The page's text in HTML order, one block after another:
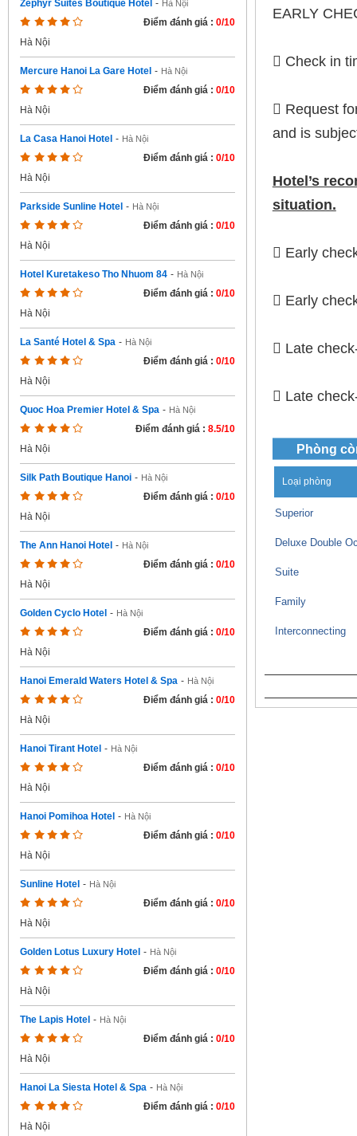
Zephyr Suites Boutique Hotel - Hà Nội
Điểm đánh giá : 0/10
Hà Nội
Mercure Hanoi La Gare Hotel - Hà Nội
Điểm đánh giá : 0/10
Hà Nội
La Casa Hanoi Hotel - Hà Nội
Điểm đánh giá : 0/10
Hà Nội
Parkside Sunline Hotel - Hà Nội
Điểm đánh giá : 0/10
Hà Nội
Hotel Kuretakeso Tho Nhuom 84 - Hà Nội
Điểm đánh giá : 0/10
Hà Nội
La Santé Hotel & Spa - Hà Nội
Điểm đánh giá : 0/10
Hà Nội
Quoc Hoa Premier Hotel & Spa - Hà Nội
Điểm đánh giá : 8.5/10
Hà Nội
Silk Path Boutique Hanoi - Hà Nội
Điểm đánh giá : 0/10
Hà Nội
The Ann Hanoi Hotel - Hà Nội
Điểm đánh giá : 0/10
Hà Nội
Golden Cyclo Hotel - Hà Nội
Điểm đánh giá : 0/10
Hà Nội
Hanoi Emerald Waters Hotel & Spa - Hà Nội
Điểm đánh giá : 0/10
Hà Nội
Hanoi Tirant Hotel - Hà Nội
Điểm đánh giá : 0/10
Hà Nội
Hanoi Pomihoa Hotel - Hà Nội
Điểm đánh giá : 0/10
Hà Nội
Sunline Hotel - Hà Nội
Điểm đánh giá : 0/10
Hà Nội
Golden Lotus Luxury Hotel - Hà Nội
Điểm đánh giá : 0/10
Hà Nội
The Lapis Hotel - Hà Nội
Điểm đánh giá : 0/10
Hà Nội
Hanoi La Siesta Hotel & Spa - Hà Nội
Điểm đánh giá : 0/10
Hà Nội
EARLY
 Check in
 Request
and is
Hotel’s
situation.
 Early
 Early
 Late
 Late
Phòng
Loại phòng
Superior
Deluxe Double
Suite
Family
Interconnecting